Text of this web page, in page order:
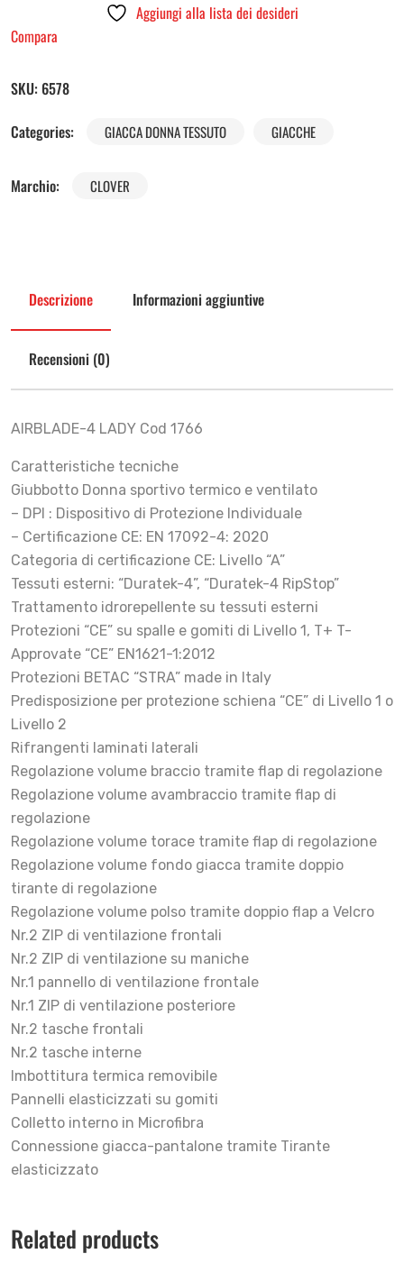
Aggiungi alla lista dei desideri
Compara
SKU: 6578
Categories:
GIACCA DONNA TESSUTO GIACCHE
Marchio: CLOVER
Descrizione Informazioni aggiuntive
Recensioni (0)
AIRBLADE-4 LADY Cod 1766
Caratteristiche tecniche
Giubbotto Donna sportivo termico e ventilato
– DPI : Dispositivo di Protezione Individuale
– Certificazione CE: EN 17092-4: 2020
Categoria di certificazione CE: Livello “A”
Tessuti esterni: “Duratek-4”, “Duratek-4 RipStop”
Trattamento idrorepellente su tessuti esterni
Protezioni “CE” su spalle e gomiti di Livello 1, T+ T-
Approvate “CE” EN1621-1:2012
Protezioni BETAC “STRA” made in Italy
Predisposizione per protezione schiena “CE” di Livello 1 o
Livello 2
Rifrangenti laminati laterali
Regolazione volume braccio tramite flap di regolazione
Regolazione volume avambraccio tramite flap di
regolazione
Regolazione volume torace tramite flap di regolazione
Regolazione volume fondo giacca tramite doppio
tirante di regolazione
Regolazione volume polso tramite doppio flap a Velcro
Nr.2 ZIP di ventilazione frontali
Nr.2 ZIP di ventilazione su maniche
Nr.1 pannello di ventilazione frontale
Nr.1 ZIP di ventilazione posteriore
Nr.2 tasche frontali
Nr.2 tasche interne
Imbottitura termica removibile
Pannelli elasticizzati su gomiti
Colletto interno in Microfibra
Connessione giacca-pantalone tramite Tirante
elasticizzato
Related products